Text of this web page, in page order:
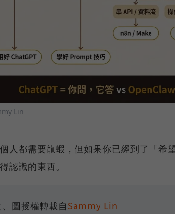
Lin
人都需要龍蝦，但如果你已經到了「希
認識的東西。
圖授權轉載自 Sammy Lin